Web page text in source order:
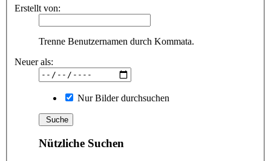
Erstellt von:
Trenne Benutzernamen durch Kommata.
Neuer als:
Nur Bilder durchsuchen
Nützliche Suchen